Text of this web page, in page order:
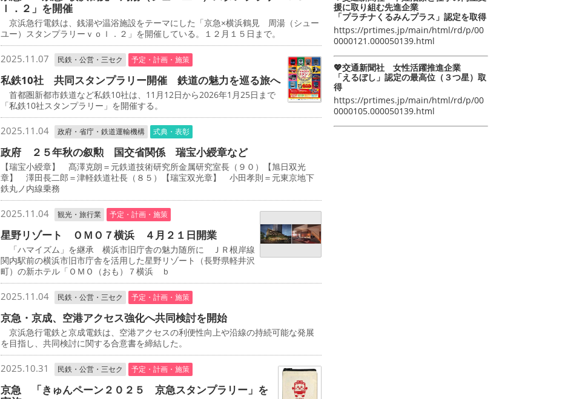
ｌ．２」を開催
京浜急行電鉄は、銭湯や温浴施設をテーマにした「京急×横浜鶴見 周湯（シュー
ユー）スタンプラリーｖｏｌ．２」を開催している。１２月１５日まで。
2025.11.07 民鉄・公営・三セク 予定・計画・施策
私鉄10社 共同スタンプラリー開催 鉄道の魅力を巡る旅へ
首都圏新都市鉄道など私鉄10社は、11月12日から2026年1月25日まで
「私鉄10社スタンプラリー」を開催する。
2025.11.04 政府・省庁・鉄道運輸機構 式典・表彰
政府 ２５年秋の叙勲 国交省関係 瑞宝小綬章など
【瑞宝小綬章】 髙澤克朗＝元鉄道技術研究所金属研究室長（９０）【旭日双光
章】 澤田長二郎＝津軽鉄道社長（８５）【瑞宝双光章】 小田孝則＝元東京地下
鉄丸ノ内線乗務
2025.11.04 観光・旅行業 予定・計画・施策
星野リゾート ＯＭＯ７横浜 ４月２１日開業
「ハマイズム」を継承 横浜市旧庁舎の魅力随所に ＪＲ根岸線
関内駅前の横浜市旧市庁舎を活用した星野リゾート（長野県軽井沢
町）の新ホテル「ＯＭＯ（おも）７横浜 ｂ
2025.11.04 民鉄・公営・三セク 予定・計画・施策
京急・京成、空港アクセス強化へ共同検討を開始
京浜急行電鉄と京成電鉄は、空港アクセスの利便性向上や沿線の持続可能な発展
を目指し、共同検討に関する合意書を締結した。
2025.10.31 民鉄・公営・三セク 予定・計画・施策
京急 「きゅんペーン２０２５ 京急スタンプラリー」を
援に取り組む先進企業
「プラチナくるみんプラス」認定を取得
https://prtimes.jp/main/html/rd/p/00
0000121.000050139.html
💖交通新聞社 女性活躍推進企業
「えるぼし」認定の最高位（３つ星）取
得
https://prtimes.jp/main/html/rd/p/00
0000105.000050139.html